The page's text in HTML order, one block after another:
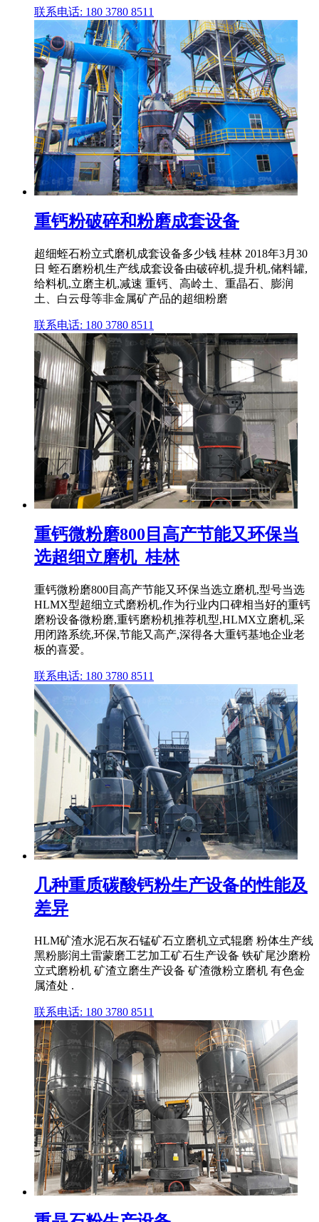
联系电话: 180 3780 8511
重钙粉破碎和粉磨成套设备
超细蛭石粉立式磨机成套设备多少钱 桂林 2018年3月30
日 蛭石磨粉机生产线成套设备由破碎机,提升机,储料罐,
给料机,立磨主机,减速 重钙、高岭土、重晶石、膨润
土、白云母等非金属矿产品的超细粉磨
联系电话: 180 3780 8511
重钙微粉磨800目高产节能又环保当
选超细立磨机_桂林
重钙微粉磨800目高产节能又环保当选立磨机,型号当选
HLMX型超细立式磨粉机,作为行业内口碑相当好的重钙
磨粉设备微粉磨,重钙磨粉机推荐机型,HLMX立磨机,采
用闭路系统,环保,节能又高产,深得各大重钙基地企业老
板的喜爱。
联系电话: 180 3780 8511
几种重质碳酸钙粉生产设备的性能及
差异
HLM矿渣水泥石灰石锰矿石立磨机立式辊磨 粉体生产线
黑粉膨润土雷蒙磨工艺加工矿石生产设备 铁矿尾沙磨粉
立式磨粉机 矿渣立磨生产设备 矿渣微粉立磨机 有色金
属渣处 .
联系电话: 180 3780 8511